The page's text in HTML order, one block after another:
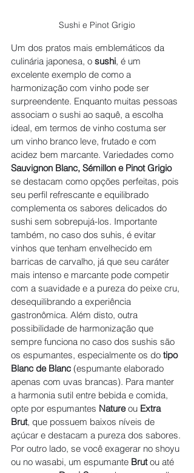
Sushi e Pinot Grigio
Um dos pratos mais emblemáticos da
culinária japonesa, o sushi, é um
excelente exemplo de como a
harmonização com vinho pode ser
surpreendente. Enquanto muitas pessoas
associam o sushi ao saquê, a escolha
ideal, em termos de vinho costuma ser
um vinho branco leve, frutado e com
acidez bem marcante. Variedades como
Sauvignon Blanc, Sémillon e Pinot Grigio
se destacam como opções perfeitas, pois
seu perfil refrescante e equilibrado
complementa os sabores delicados do
sushi sem sobrepujá-los. Importante
também, no caso dos suhis, é evitar
vinhos que tenham envelhecido em
barricas de carvalho, já que seu caráter
mais intenso e marcante pode competir
com a suavidade e a pureza do peixe cru,
desequilibrando a experiência
gastronômica. Além disto, outra
possibilidade de harmonização que
sempre funciona no caso dos sushis são
os espumantes, especialmente os do tipo
Blanc de Blanc (espumante elaborado
apenas com uvas brancas). Para manter
a harmonia sutil entre bebida e comida,
opte por espumantes Nature ou Extra
Brut, que possuem baixos níveis de
açúcar e destacam a pureza dos sabores.
Por outro lado, se você exagerar no shoyu
ou no wasabi, um espumante Brut ou até